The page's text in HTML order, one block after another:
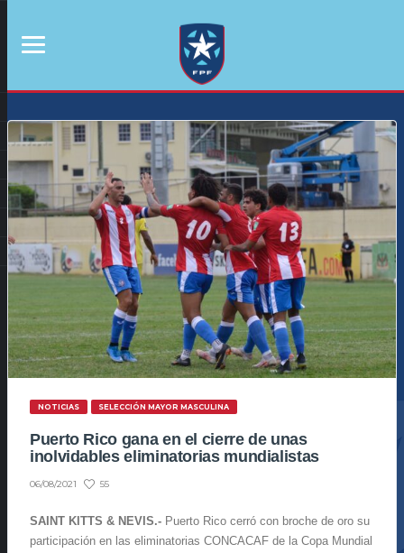
NOTICIAS SELECCIÓN MAYOR MASCULINA
Puerto Rico gana en el cierre de unas
inolvidables eliminatorias mundialistas
06/08/2021 55
SAINT KITTS & NEVIS.- Puerto Rico cerró con broche de oro su
participación en las eliminatorias CONCACAF de la Copa Mundial